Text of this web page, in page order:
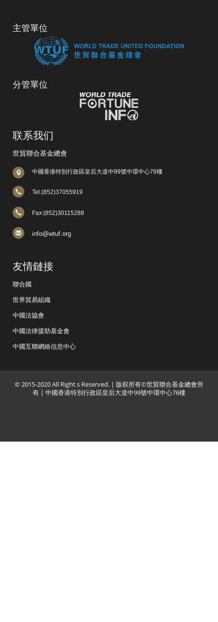
主管單位
分管單位
联系我们
世貿聯合基金總會
中國香港特別行政區皇后大道中99號中環中心76樓
Tel:(852)37055919
Fax:(852)30115288
info@wtuf.org
友情鏈接
聯合國
世界貿易組織
中國法協會
中國法律援助基金會
中國互聯網絡信息中心
© 2015-2020 All Right s Reserved. | 版权所有©世貿聯合基金總會所
有 | 中國香港特別行政區皇后大道中99號中環中心76樓